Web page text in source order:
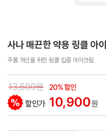
사나 매끈한 약용 링클 아
주름 개선을 위한 링클 집중 아이크림
13,600원 20% 할인
할인가 10,900원